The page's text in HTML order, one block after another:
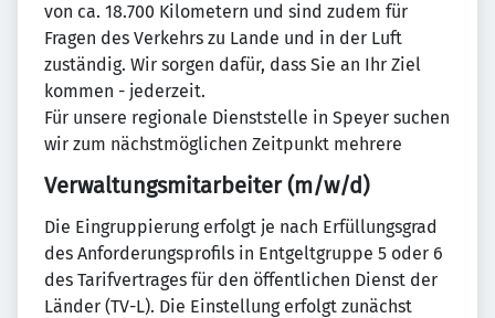
von ca. 18.700 Kilometern und sind zudem für
Fragen des Verkehrs zu Lande und in der Luft
zuständig. Wir sorgen dafür, dass Sie an Ihr Ziel
kommen - jederzeit.
Für unsere regionale Dienststelle in Speyer suchen
wir zum nächstmöglichen Zeitpunkt mehrere
Verwaltungsmitarbeiter (m/w/d)
Die Eingruppierung erfolgt je nach Erfüllungsgrad
des Anforderungsprofils in Entgeltgruppe 5 oder 6
des Tarifvertrages für den öffentlichen Dienst der
Länder (TV-L). Die Einstellung erfolgt zunächst